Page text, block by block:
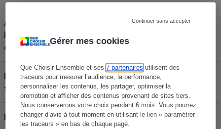
Gérer mes cookies
Que Choisir Ensemble et ses7 partenaires utilisent des
traceurs pour mesurer l’audience, la performance,
personnaliser les contenus, les partager, optimiser la
promotion et afficher des contenus provenant de sites tiers.
Nous conserverons votre choix pendant 6 mois. Vous pourrez
changer d’avis à tout moment en utilisant le lien « paramétrer
les traceurs » en bas de chaque page.
Continuer sans accepter
Arrêt automatique de la
lecture (enlèvement du
casque)
Microphone (appels
téléphoniques)
Oui
Protection IPX IPX4